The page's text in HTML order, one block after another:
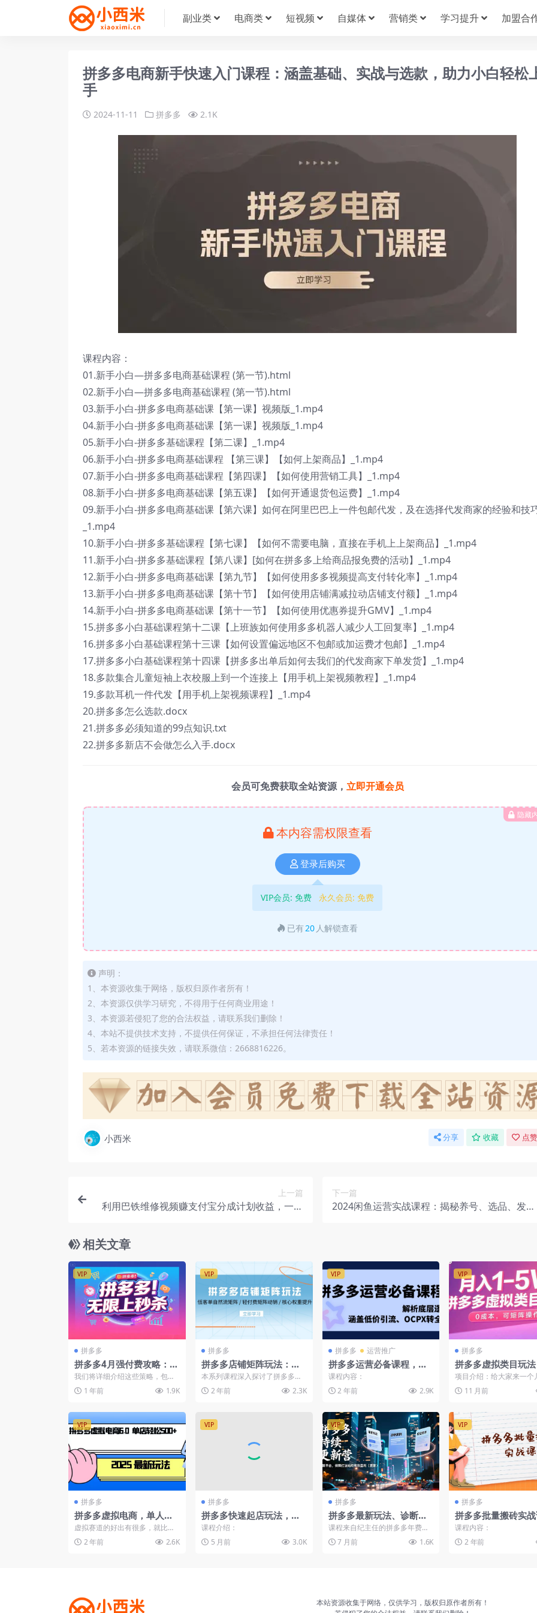
副业类 电商类 短视频 自媒体 营销类 学习提升 加盟合
拼多多电商新手快速入门课程：涵盖基础、实战与选款，助力小白轻松
手
2024-11-11 拼多多 2.1K
课程内容：
01.新手小白—拼多多电商基础课程 (第一节).html
02.新手小白—拼多多电商基础课程 (第一节).html
03.新手小白-拼多多电商基础课【第一课】视频版_1.mp4
04.新手小白-拼多多电商基础课【第一课】视频版_1.mp4
05.新手小白-拼多多基础课程【第二课】_1.mp4
06.新手小白-拼多多电商基础课程 【第三课】【如何上架商品】_1.mp4
07.新手小白-拼多多电商基础课程【第四课】【如何使用营销工具】_1.mp4
08.新手小白-拼多多电商基础课【第五课】【如何开通退货包运费】_1.mp4
09.新手小白-拼多多电商基础课【第六课】如何在阿里巴巴上一件包邮代发，及在选择代发商家的经验和技
_1.mp4
10.新手小白-拼多多基础课程【第七课】【如何不需要电脑，直接在手机上上架商品】_1.mp4
11.新手小白-拼多多基础课程【第八课】[如何在拼多多上给商品报免费的活动】_1.mp4
12.新手小白-拼多多电商基础课【第九节】【如何使用多多视频提高支付转化率】_1.mp4
13.新手小白-拼多多电商基础课【第十节】【如何使用店铺满减拉动店铺支付额】_1.mp4
14.新手小白-拼多多电商基础课【第十一节】【如何使用优惠券提升GMV】_1.mp4
15.拼多多小白基础课程第十二课【上班族如何使用多多机器人减少人工回复率】_1.mp4
16.拼多多小白基础课程第十三课【如何设置偏远地区不包邮或加运费才包邮】_1.mp4
17.拼多多小白基础课程第十四课【拼多多出单后如何去我们的代发商家下单发货】_1.mp4
18.多款集合儿童短袖上衣校服上到一个连接上【用手机上架视频教程】_1.mp4
19.多款耳机一件代发【用手机上架视频课程】_1.mp4
20.拼多多怎么选款.docx
21.拼多多必须知道的99点知识.txt
22.拼多多新店不会做怎么入手.docx
会员可免费获取全站资源， 立即开通会员
隐藏
本内容需权限查看
登录后购买
VIP会员: 免费 永久会员: 免费
已有20 人解锁查看
声明：
1、本资源收集于网络，版权归原作者所有！
2、本资源仅供学习研究，不得用于任何商业用途！
3、本资源若侵犯了您的合法权益，请联系我们删除！
4、本站不提供技术支持，不提供任何保证，不承担任何法律责任！
5、若本资源的链接失效，请联系微信：2668816226。
小西米 分享 收藏 点
上一篇
利用巴铁维修视频赚支付宝分成计划收益，一周
下一篇
2024闲鱼运营实战课程：揭秘养号、选品、发布
相关文章
VIP
拼多多
拼多多4月强付费攻略：无
限上秒杀与大促更新全解
析
我们将详细介绍这些策略，包括
无限涨价、无限上秒杀、更新大
促涨价带横幅、以及憋自然...
1 年前 1.9K
VIP
拼多多
拼多多店铺矩阵玩法：低
客单自然流矩阵 / 轻付费
矩阵 动销 / 核心权重提升
本系列课程深入探讨了拼多多平
台上的矩阵动销策略，包括多种
付费和自然流量的玩法。课...
2 年前 2.3K
VIP
拼多多 运营推广
拼多多运营必备课程，解
析底层逻辑，涵盖低价引
流、OCPX转全站
课程内容：
2 年前
2.9K
VIP
拼多多
拼多多虚拟类目玩
本，可矩阵操作，
W
项目介绍：给大家来一个
11 月前
VIP
拼多多
拼多多虚拟电商，单人操
作10家店，单店日盈利50
0+
虚拟赛道的好出有很多，就比如
一个新手是可做的，虽然收入的
天花板不是那么高，但是对...
2 年前 2.6K
VIP
拼多多
拼多多快速起店玩法，直
通车考核+裂变商品，快速
打造盈利店铺
课程介绍：
5 月前
3.0K
VIP
拼多多
拼多多最新玩法、诊断案
例、前沿技术，紧跟平
台，保障打法始终有效盈
利，持续更新营
课程来自纪主任的拼多多年费会
员。看了课程之后，才发现自己
以前的操作思路还有很多细...
7 月前 1.6K
VIP
拼多多
拼多多批量搬砖实
全自动剪辑发布，
新技术与爆款选品
课程内容：
2 年前
本站资源收集于网络，仅供学习，版权归原作者所有！